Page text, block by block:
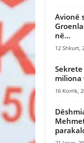
Avionë
në...
12 Shkurt,
miliona
16 Korrik,